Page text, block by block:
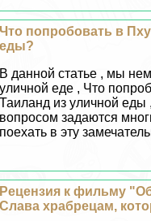
Что попробовать в
еды?
В данной статье , мы
уличной еде , Что
Таиланд из уличной
вопросом задаются
поехать в эту
Рецензия к фильму
Слава храбрецам,